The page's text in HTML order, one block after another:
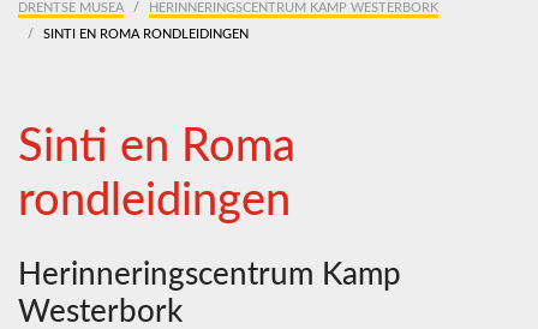
DRENTSE MUSEA
HERINNERINGSCENTRUM KAMP WESTERBORK
SINTI EN ROMA RONDLEIDINGEN
Sinti en Roma
rondleidingen
Herinneringscentrum Kamp
Westerbork